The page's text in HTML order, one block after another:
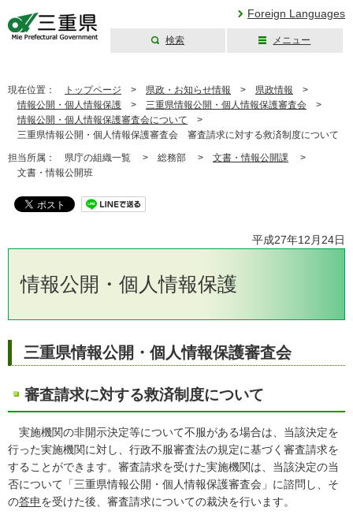
Foreign Languages
検索 メニュー
現在位置： トップページ > 県政・お知らせ情報 > 県政情報 >
情報公開・個人情報保護 > 三重県情報公開・個人情報保護審査会 >
情報公開・個人情報保護審査会について >
三重県情報公開・個人情報保護審査会 審査請求に対する救済制度について
担当所属： 県庁の組織一覧 > 総務部 > 文書・情報公開課 >
文書・情報公開班
平成27年12月24日
情報公開・個人情報保護
三重県情報公開・個人情報保護審査会
審査請求に対する救済制度について
実施機関の非開示決定等について不服がある場合は、当該決定を
行った実施機関に対し、行政不服審査法の規定に基づく審査請求を
することができます。審査請求を受けた実施機関は、当該決定の当
否について「三重県情報公開・個人情報保護審査会」に諮問し、そ
の答申を受けた後、審査請求についての裁決を行います。